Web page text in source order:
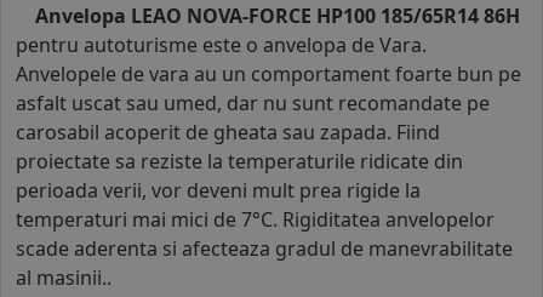
Anvelopa LEAO NOVA-FORCE HP100 185/65R14 86H
pentru autoturisme este o anvelopa de Vara.
Anvelopele de vara au un comportament foarte bun pe
asfalt uscat sau umed, dar nu sunt recomandate pe
carosabil acoperit de gheata sau zapada. Fiind
proiectate sa reziste la temperaturile ridicate din
perioada verii, vor deveni mult prea rigide la
temperaturi mai mici de 7°C. Rigiditatea anvelopelor
scade aderenta si afecteaza gradul de manevrabilitate
al masinii..